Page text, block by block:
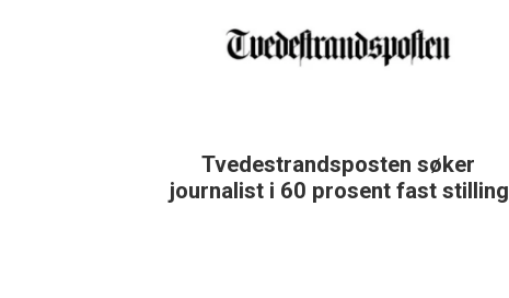
Tvedestrandsposten søker
journalist i 60 prosent fast stilling